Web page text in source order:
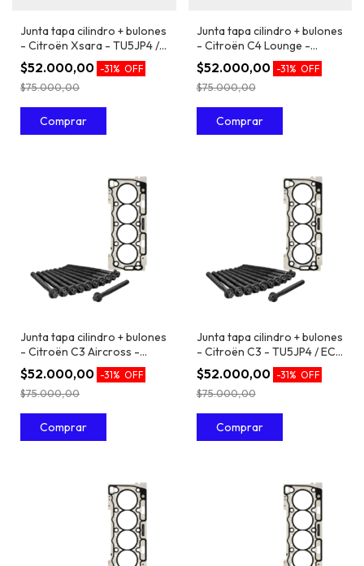
Junta tapa cilindro + bulones
- Citroën Xsara - TU5JP4 /
EC5 1.6 16V
$52.000,00 -31% OFF
$75.000,00
Junta tapa cilindro + bulones
- Citroën C4 Lounge -
TU5JP4 / EC5 1.6 16V
$52.000,00 -31% OFF
$75.000,00
Junta tapa cilindro + bulones
- Citroën C3 Aircross -
TU5JP4 / EC5 1.6 16V
$52.000,00 -31% OFF
$75.000,00
Junta tapa cilindro + bulones
- Citroën C3 - TU5JP4 / EC5
1.6 16V
$52.000,00 -31% OFF
$75.000,00